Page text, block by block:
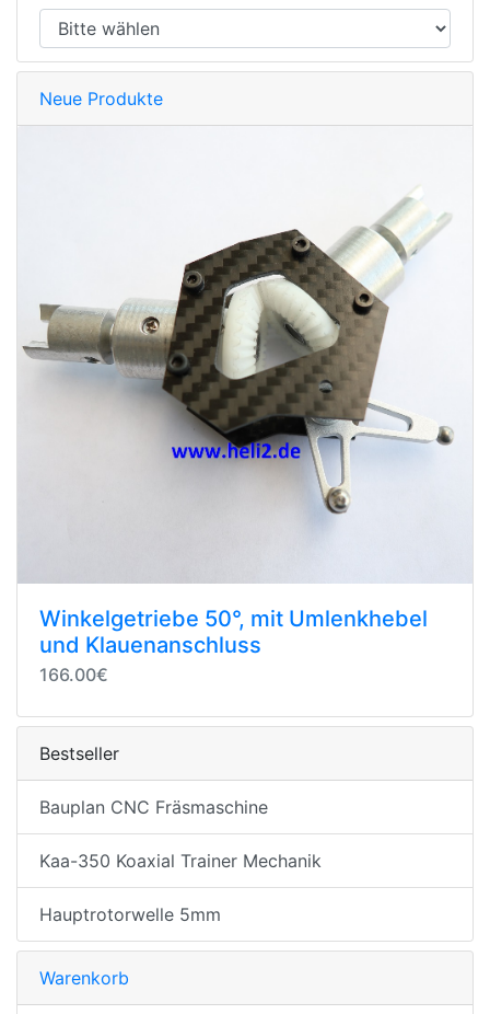
Neue Produkte
Winkelgetriebe 50°, mit Umlenkhebel
und Klauenanschluss
166.00€
Bestseller
Bauplan CNC Fräsmaschine
Kaa-350 Koaxial Trainer Mechanik
Hauptrotorwelle 5mm
Warenkorb